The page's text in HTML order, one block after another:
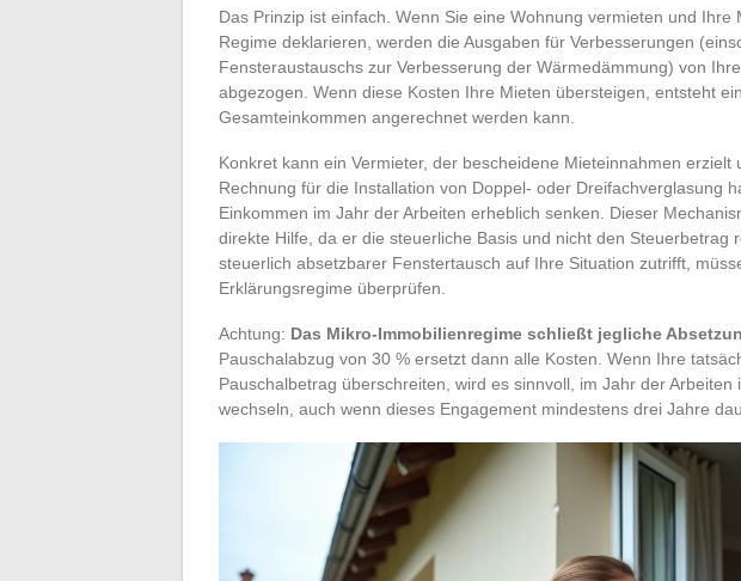
Das Prinzip ist einfach. Wenn Sie eine Wohnung vermieten und Ihre
Regime deklarieren, werden die Ausgaben für Verbesserungen
Fensteraustauschs zur Verbesserung der Wärmedämmung) von
abgezogen. Wenn diese Kosten Ihre Mieten übersteigen, entsteht
Gesamteinkommen angerechnet werden kann.
Konkret kann ein Vermieter, der bescheidene Mieteinnahmen erzielt
Rechnung für die Installation von Doppel- oder Dreifachverglasung
Einkommen im Jahr der Arbeiten erheblich senken. Dieser
direkte Hilfe, da er die steuerliche Basis und nicht den Steuerbetrag
steuerlich absetzbarer Fenstertausch auf Ihre Situation zutrifft,
Erklärungsregime überprüfen.
Achtung: Das Mikro-Immobilienregime schließt jegliche
Pauschalabzug von 30 % ersetzt dann alle Kosten. Wenn Ihre
Pauschalbetrag überschreiten, wird es sinnvoll, im Jahr der Arbeiten
wechseln, auch wenn dieses Engagement mindestens drei Jahre